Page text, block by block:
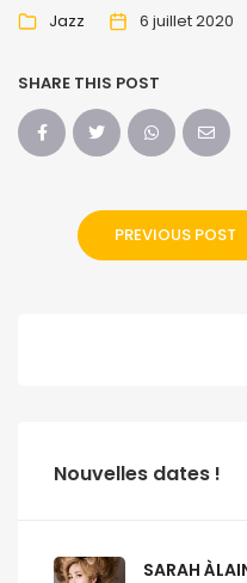
Jazz 6 juillet 2020
SHARE THIS POST
PREVIOUS POST
Nouvelles dates !
SARAH